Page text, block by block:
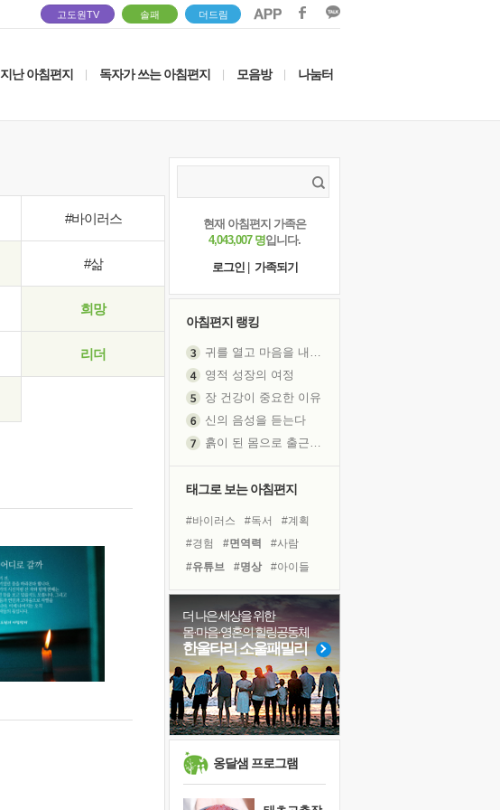
고도원TV 솔패 더드림
지난 아침편지 독자가 쓰는 아침편지 모음방 나눔터
#바이러스
#삶
희망
리더
현재 아침편지 가족은
4,043,007 명입니다.
로그인
가족되기
아침편지 랭킹
귀를 열고 마음을 내어주고
영적 성장의 여정
장 건강이 중요한 이유
신의 음성을 듣는다
흙이 된 몸으로 출근하는 여자
졸업식 사진을 보며
아픈 아버지를 위한 공간 설계
극심한 변비, 어깨결림, 수면 장애
보고 싶은 어머니
유년 시절의 부산 영도 바다
못된 꼰대들
거울 속의 나
희망이란
'모른다'는 것
태그로 보는 아침편지
#바이러스 #독서
#계획
#경험
#면역력
#사람
#유튜브
#명상
#아이들
#비전캠프
#건강
#독서캠프
#나눔
#삶
#극복
#도움
#선택
#친구
#링컨학교
#힐링
#다짐
더 나은 세상을 위한
몸·마음·영혼의 힐링공동체
한울타리 소울패밀리
옹달샘 프로그램